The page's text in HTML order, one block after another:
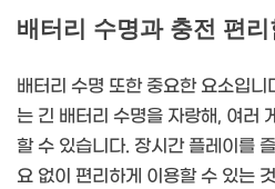
배터리 수명과 충전 편리
배터리 수명 또한 중요한 요소
는 긴 배터리 수명을 자랑해, 여러
할 수 있습니다. 장시간 플레이를
요 없이 편리하게 이용할 수 있는